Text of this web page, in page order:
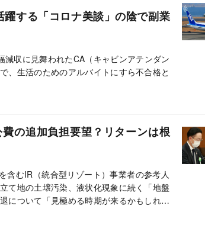
する「コロナ美談」の陰で副業
収に見舞われたCA（キャビンアテンダン
、生活のためのアルバイトにすら不合格と
の追加負担要望？リターンは根
含むIR（統合型リゾート）事業者の参考人
て地の土壌汚染、液状化現象に続く「地盤
について「見極める時期が来るかもしれな
に応じて公費負担を決めた経緯がある。